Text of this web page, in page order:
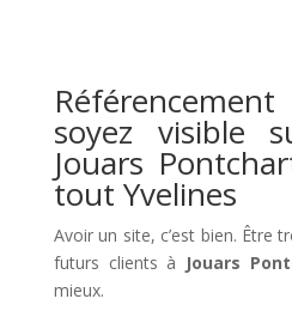
soyez visible
Jouars
tout Yvelines
Avoir un site, c’est bien. Être
futurs clients à Jouars
mieux.